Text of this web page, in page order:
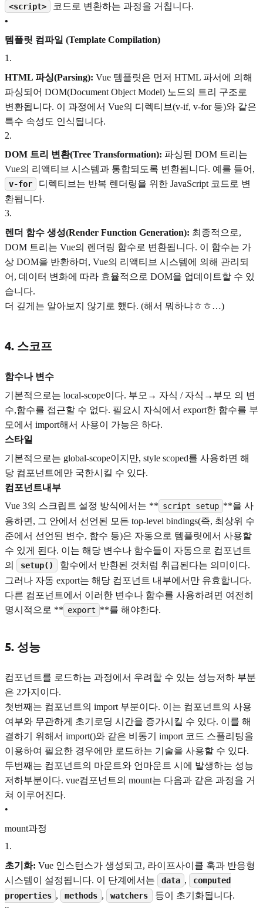
<script>
코드로 변환하는 과정을 거칩니다.
•
템플릿 컴파일 (Template Compilation)
1 .
HTML 파싱(Parsing): Vue 템플릿은 먼저 HTML 파서에 의해
파싱되어 DOM(Document Object Model) 노드의 트리 구조로
변환됩니다. 이 과정에서 Vue의 디렉티브(v-if, v-for 등)와 같은
특수 속성도 인식됩니다.
2.
DOM 트리 변환(Tree Transformation): 파싱된 DOM 트리는
Vue의 리액티브 시스템과 통합되도록 변환됩니다. 예를 들어,
v-for
디렉티브는 반복 렌더링을 위한 JavaScript 코드로 변
환됩니다.
3.
렌더 함수 생성(Render Function Generation): 최종적으로,
DOM 트리는 Vue의 렌더링 함수로 변환됩니다. 이 함수는 가
상 DOM을 반환하며, Vue의 리액티브 시스템에 의해 관리되
어, 데이터 변화에 따라 효율적으로 DOM을 업데이트할 수 있
습니다.
더 깊게는 알아보지 않기로 했다. (해서 뭐하냐ㅎㅎ…)
4. 스코프
함수나 변수
기본적으로는 local-scope이다. 부모→ 자식 / 자식→부모 의 변
수,함수를 접근할 수 없다. 필요시 자식에서 export한 함수를 부
모에서 import해서 사용이 가능은 하다.
스타일
기본적으로는 global-scope이지만, style scoped를 사용하면 해
당 컴포넌트에만 국한시킬 수 있다.
컴포넌트내부
Vue 3의 스크립트 설정 방식에서는 ** script setup **을 사
용하면, 그 안에서 선언된 모든 top-level bindings(즉, 최상위 수
준에서 선언된 변수, 함수 등)은 자동으로 템플릿에서 사용할
수 있게 된다. 이는 해당 변수나 함수들이 자동으로 컴포넌트
의
setup()
함수에서 반환된 것처럼 취급된다는 의미이다.
그러나 자동 export는 해당 컴포넌트 내부에서만 유효합니다.
다른 컴포넌트에서 이러한 변수나 함수를 사용하려면 여전히
명시적으로 ** export **를 해야한다.
5. 성능
컴포넌트를 로드하는 과정에서 우려할 수 있는 성능저하 부분
은 2가지이다.
첫번째는 컴포넌트의 import 부분이다. 이는 컴포넌트의 사용
여부와 무관하게 초기로딩 시간을 증가시킬 수 있다. 이를 해
결하기 위해서 import()와 같은 비동기 import 코드 스플리팅을
이용하여 필요한 경우에만 로드하는 기술을 사용할 수 있다.
두번째는 컴포넌트의 마운트와 언마운트 시에 발생하는 성능
저하부분이다. vue컴포넌트의 mount는 다음과 같은 과정을 거
쳐 이루어진다.
•
mount과정
1 .
초기화: Vue 인스턴스가 생성되고, 라이프사이클 훅과 반응형
시스템이 설정됩니다. 이 단계에서는
data ,
computed
properties , methods , watchers
등이 초기화됩니다.